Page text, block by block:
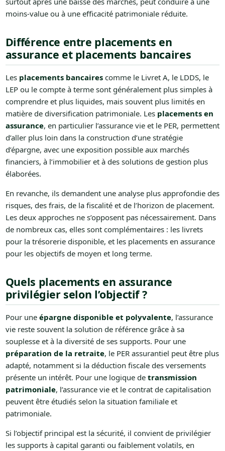
moins-value ou à une efficacité patrimoniale réduite.
Différence entre placements en
assurance et placements bancaires
Les placements bancairescomme le Livret A, le LDDS, le
LEP ou le compte à terme sont généralement plus simples à
comprendre et plus liquides, mais souvent plus limités en
matière de diversification patrimoniale. Les placements en
assurance, en particulier l’assurance vie et le PER, permettent
d’aller plus loin dans la construction d’une stratégie
d’épargne, avec une exposition possible aux marchés
financiers, à l’immobilier et à des solutions de gestion plus
élaborées.
En revanche, ils demandent une analyse plus approfondie des
risques, des frais, de la fiscalité et de l’horizon de placement.
Les deux approches ne s’opposent pas nécessairement. Dans
de nombreux cas, elles sont complémentaires : les livrets
pour la trésorerie disponible, et les placements en assurance
pour les objectifs de moyen et long terme.
Quels placements en assurance
privilégier selon l’objectif ?
Pour une épargne disponible et polyvalente, l’assurance
vie reste souvent la solution de référence grâce à sa
souplesse et à la diversité de ses supports. Pour une
préparation de la retraite, le PER assurantiel peut être plus
adapté, notamment si la déduction fiscale des versements
présente un intérêt. Pour une logique de transmission
patrimoniale, l’assurance vie et le contrat de capitalisation
peuvent être étudiés selon la situation familiale et
patrimoniale.
Si l’objectif principal est la sécurité, il convient de privilégier
les supports à capital garanti ou faiblement volatils, en